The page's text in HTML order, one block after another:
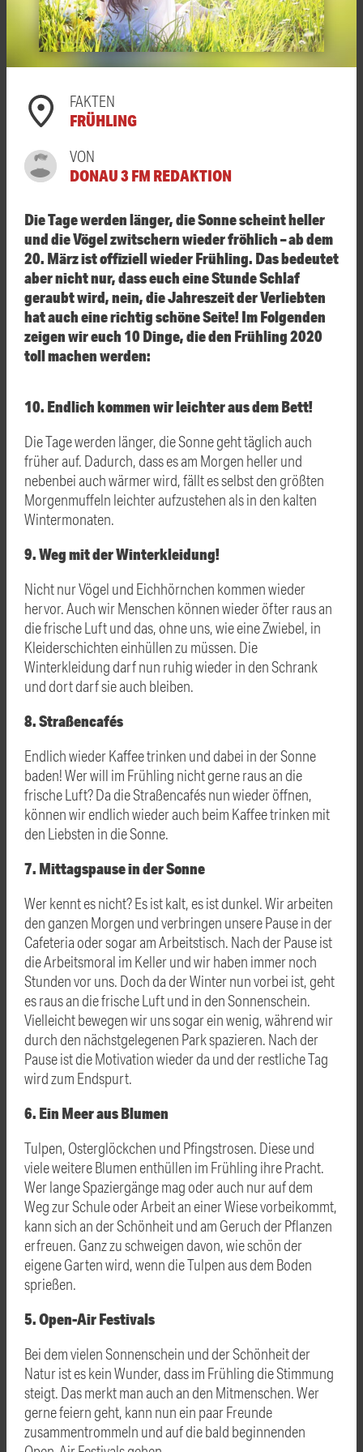
FAKTEN
FRÜHLING
VON
DONAU 3 FM REDAKTION
Die Tage werden länger, die Sonne scheint heller
und die Vögel zwitschern wieder fröhlich – ab dem
20. März ist offiziell wieder Frühling. Das bedeutet
aber nicht nur, dass euch eine Stunde Schlaf
geraubt wird, nein, die Jahreszeit der Verliebten
hat auch eine richtig schöne Seite! Im Folgenden
zeigen wir euch 10 Dinge, die den Frühling 2020
toll machen werden:
10. Endlich kommen wir leichter aus dem Bett!
Die Tage werden länger, die Sonne geht täglich auch
früher auf. Dadurch, dass es am Morgen heller und
nebenbei auch wärmer wird, fällt es selbst den größten
Morgenmuffeln leichter aufzustehen als in den kalten
Wintermonaten.
9. Weg mit der Winterkleidung!
Nicht nur Vögel und Eichhörnchen kommen wieder
hervor. Auch wir Menschen können wieder öfter raus an
die frische Luft und das, ohne uns, wie eine Zwiebel, in
Kleiderschichten einhüllen zu müssen. Die
Winterkleidung darf nun ruhig wieder in den Schrank
und dort darf sie auch bleiben.
8. Straßencafés
Endlich wieder Kaffee trinken und dabei in der Sonne
baden! Wer will im Frühling nicht gerne raus an die
frische Luft? Da die Straßencafés nun wieder öffnen,
können wir endlich wieder auch beim Kaffee trinken mit
den Liebsten in die Sonne.
7. Mittagspause in der Sonne
Wer kennt es nicht? Es ist kalt, es ist dunkel. Wir arbeiten
den ganzen Morgen und verbringen unsere Pause in der
Cafeteria oder sogar am Arbeitstisch. Nach der Pause ist
die Arbeitsmoral im Keller und wir haben immer noch
Stunden vor uns. Doch da der Winter nun vorbei ist, geht
es raus an die frische Luft und in den Sonnenschein.
Vielleicht bewegen wir uns sogar ein wenig, während wir
durch den nächstgelegenen Park spazieren. Nach der
Pause ist die Motivation wieder da und der restliche Tag
wird zum Endspurt.
6. Ein Meer aus Blumen
Tulpen, Osterglöckchen und Pfingstrosen. Diese und
viele weitere Blumen enthüllen im Frühling ihre Pracht.
Wer lange Spaziergänge mag oder auch nur auf dem
Weg zur Schule oder Arbeit an einer Wiese vorbeikommt,
kann sich an der Schönheit und am Geruch der Pflanzen
erfreuen. Ganz zu schweigen davon, wie schön der
eigene Garten wird, wenn die Tulpen aus dem Boden
sprießen.
5. Open-Air Festivals
Bei dem vielen Sonnenschein und der Schönheit der
Natur ist es kein Wunder, dass im Frühling die Stimmung
steigt. Das merkt man auch an den Mitmenschen. Wer
gerne feiern geht, kann nun ein paar Freunde
zusammentrommeln und auf die bald beginnenden